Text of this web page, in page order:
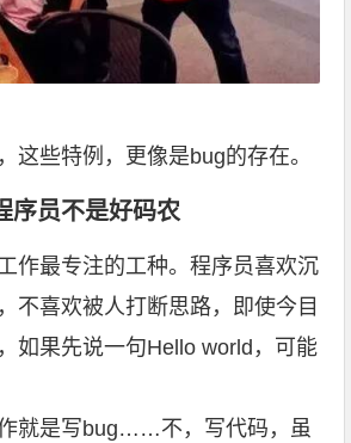
这些特例，更像是bug的存在。
序员不是好码农
作最专注的工种。程序员喜欢沉
不喜欢被人打断思路，即使今目
如果先说一句Hello world，可能
就是写bug……不，写代码，虽